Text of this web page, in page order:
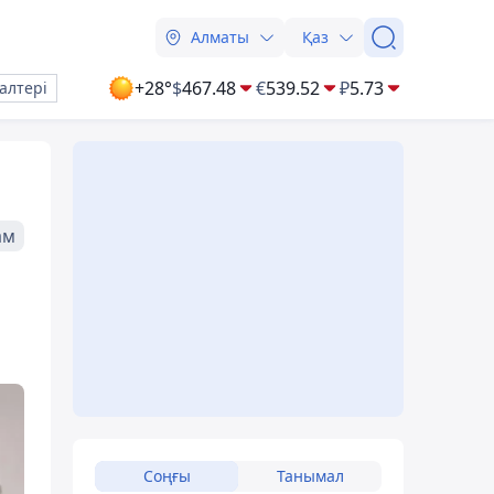
Алматы Қаз
+28°$467.48 €539.52 ₽5.73
Соңғы Танымал